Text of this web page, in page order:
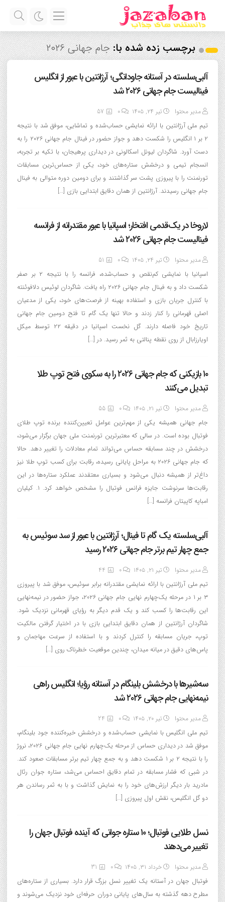
برچسب زده شده با:جام جهانی ۲۰۲۶
آلبی‌سلسته در آستانه جاودانگی؛ آرژانتین با عبور از انگلیس
فینالیست جام جهانی ۲۰۲۶ شد
مدیر محتوا تیر ۲۴, ۱۴۰۵ 0
57
تیم ملی آرژانتین با ارائه نمایشی حساب‌شده و تماشایی، موفق شد با نتیجه
۲ بر ۱ انگلیس را شکست دهد و جواز حضور در فینال جام جهانی ۲۰۲۶ را به
دست آورد. شاگردان لیونل اسکالونی در دیداری پرهیجان، با تکیه بر تجربه،
انسجام تیمی و درخشش ستاره‌های خود، یکی از حساس‌ترین مسابقات
تورنمنت را با پیروزی پشت سر گذاشتند و برای دومین دوره متوالی به فینال
جام جهانی رسیدند. آرژانتین از همان دقایق ابتدایی بازی […]
لاروخا در یک‌قدمی افتخار؛ اسپانیا با عبور مقتدرانه از فرانسه
فینالیست جام جهانی ۲۰۲۶ شد
مدیر محتوا تیر ۲۴, ۱۴۰۵ 0
51
اسپانیا با نمایشی کم‌نقص و حساب‌شده، فرانسه را با نتیجه ۲ بر صفر
شکست داد و به فینال جام جهانی ۲۰۲۶ راه یافت. شاگردان لوئیس دلافوئنته
با کنترل جریان بازی و استفاده بهینه از فرصت‌های خود، یکی از مدعیان
اصلی قهرمانی را کنار زدند و حالا تنها یک گام تا فتح دومین جام جهانی
تاریخ خود فاصله دارند. گل نخست اسپانیا در دقیقه ۲۲ توسط میکل
اویارزابال از روی نقطه پنالتی به ثمر رسید. در […]
۱۰ بازیکنی که جام جهانی ۲۰۲۶ را به سکوی فتح توپ طلا
تبدیل می‌کنند
مدیر محتوا تیر ۲۱, ۱۴۰۵ 0
55
جام جهانی همیشه یکی از مهم‌ترین عوامل تعیین‌کننده برنده توپ طلای
فوتبال بوده است. در سالی که معتبرترین تورنمنت ملی جهان برگزار می‌شود،
درخشش در چند مسابقه حساس می‌تواند تمام معادلات را تغییر دهد. حالا
که جام جهانی ۲۰۲۶ به مراحل پایانی رسیده، رقابت برای کسب توپ طلا نیز
داغ‌تر از همیشه دنبال می‌شود و بسیاری معتقدند عملکرد ستاره‌ها در این
رقابت‌ها سرنوشت جایزه فرانس فوتبال را مشخص خواهد کرد. ۱. کیلیان
امباپه کاپیتان فرانسه […]
آلبی‌سلسته یک گام تا فینال؛ آرژانتین با عبور از سد سوئیس به
جمع چهار تیم برتر جام جهانی ۲۰۲۶ رسید
مدیر محتوا تیر ۲۱, ۱۴۰۵ 0
44
تیم ملی آرژانتین با ارائه نمایشی مقتدرانه برابر سوئیس، موفق شد با پیروزی
۳ بر ۱ در مرحله یک‌چهارم نهایی جام جهانی ۲۰۲۶، جواز حضور در نیمه‌نهایی
این رقابت‌ها را کسب کند و یک قدم دیگر به رؤیای قهرمانی نزدیک شود.
شاگردان آرژانتین از همان دقایق ابتدایی بازی با در اختیار گرفتن مالکیت
توپ، جریان مسابقه را کنترل کردند و با استفاده از سرعت مهاجمان و
پاس‌های دقیق در میانه میدان، چندین موقعیت خطرناک روی […]
سه‌شیرها با درخشش بلینگام در آستانه رؤیا؛ انگلیس راهی
نیمه‌نهایی جام جهانی ۲۰۲۶ شد
مدیر محتوا تیر ۲۰, ۱۴۰۵ 0
24
تیم ملی انگلیس با نمایشی حساب‌شده و درخشش خیره‌کننده جود بلینگام،
موفق شد در دیداری حساس از مرحله یک‌چهارم نهایی جام جهانی ۲۰۲۶، نروژ
را با نتیجه ۲ بر ۱ شکست دهد و به جمع چهار تیم برتر مسابقات صعود کند.
در شبی که فشار مسابقه در تمام دقایق احساس می‌شد، ستاره جوان رئال
مادرید بار دیگر ارزش‌های خود را به نمایش گذاشت و با به ثمر رساندن هر
دو گل انگلیس، نقش اول پیروزی […]
نسل طلایی فوتبال؛ ۱۰ ستاره جوانی که آینده فوتبال جهان را
تغییر می‌دهند
مدیر محتوا خرداد ۳۱, ۱۴۰۵ 0
31
فوتبال جهان در آستانه یک تغییر نسل بزرگ قرار دارد. بسیاری از ستاره‌های
مطرح دهه گذشته به سال‌های پایانی دوران حرفه‌ای خود نزدیک می‌شوند و